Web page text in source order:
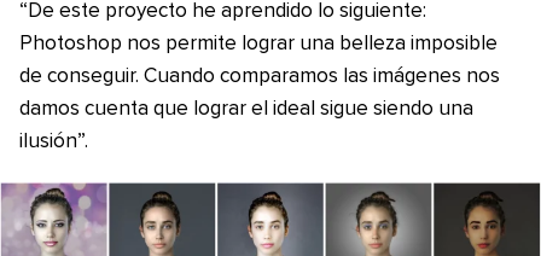
“De este proyecto he aprendido lo siguiente:
Photoshop nos permite lograr una belleza imposible
de conseguir. Cuando comparamos las imágenes nos
damos cuenta que lograr el ideal sigue siendo una
ilusión”.